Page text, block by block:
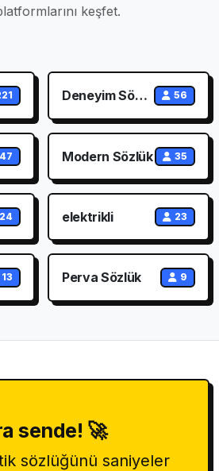
keşfet.
Deneyim Sözlük 56
47 Modern Sözlük 35
24 elektrikli 23
13 Perva Sözlük 9
sende! 🚀
sözlüğünü saniyeler